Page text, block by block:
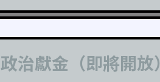
政治獻金（即將開放）